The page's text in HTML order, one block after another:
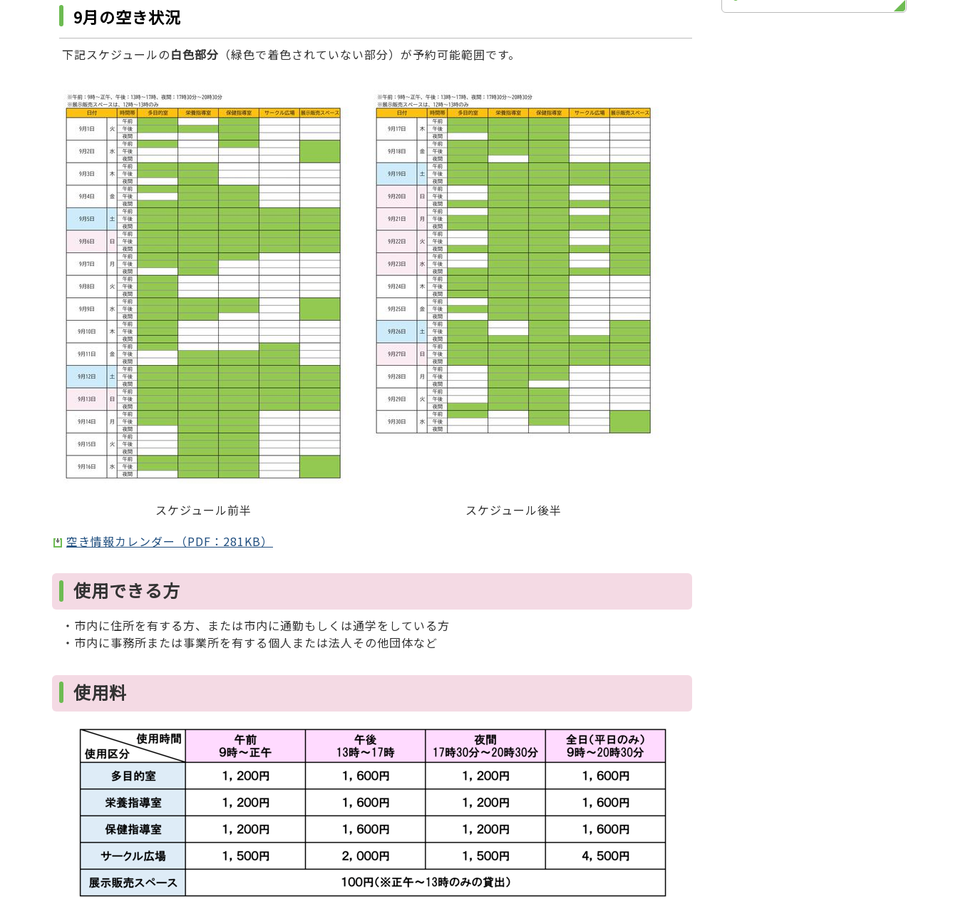
9月の空き状況
下記スケジュールの白色部分 （緑色で着色されていない部分）が予約可能範囲です。
スケジュール前半
スケジュール後半
空き情報カレンダー（PDF：281KB）
使用できる方
・市内に住所を有する方、または市内に通勤もしくは通学をしている方
・市内に事務所または事業所を有する個人または法人その他団体など
使用料